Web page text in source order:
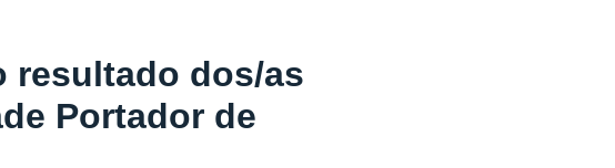
resultado dos/as
Portador de